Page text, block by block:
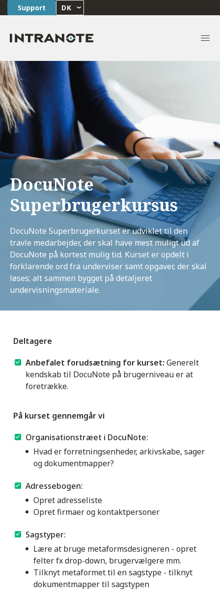
Support DK
DocuNote
Superbrugerkursus
DocuNote Superbrugerkurset er udviklet til den
travle medarbejder, der skal have mest muligt ud af
DocuNote på kortest mulig tid. Kurset er opdelt i
forklarende ord fra underviser samt opgaver, der skal
løses; alt sammen bygget på detaljeret
undervisningsmateriale.
Deltagere
Anbefalet forudsætning for kurset: Generelt
kendskab til DocuNote på brugerniveau er at
foretrække.
På kurset gennemgår vi
Organisationstræet i DocuNote:
Hvad er forretningsenheder, arkivskabe, sager
og dokumentmapper?
Adressebogen:
Opret adresseliste
Opret firmaer og kontaktpersoner
Sagstyper:
Lære at bruge metaformsdesigneren - opret
felter fx drop-down, brugervælgere mm.
Tilknyt metaformet til en sagstype - tilknyt
dokumentmapper til sagstypen